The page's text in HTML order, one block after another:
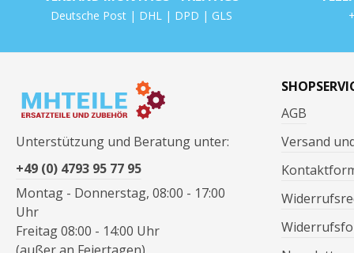
Deutsche Post | DHL | DPD | GLS
Unterstützung und Beratung unter:
+49 (0) 4793 95 77 95
Montag - Donnerstag, 08:00 - 17:00
Uhr
Freitag 08:00 - 14:00 Uhr
AGB
Versand